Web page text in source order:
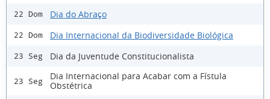
22 Dom Dia do Abraço
22 Dom Dia Internacional da Biodiversidade Biológica
23 Seg Dia da Juventude Constitucionalista
23 Seg
Dia Internacional para Acabar com a Fístula
Obstétrica